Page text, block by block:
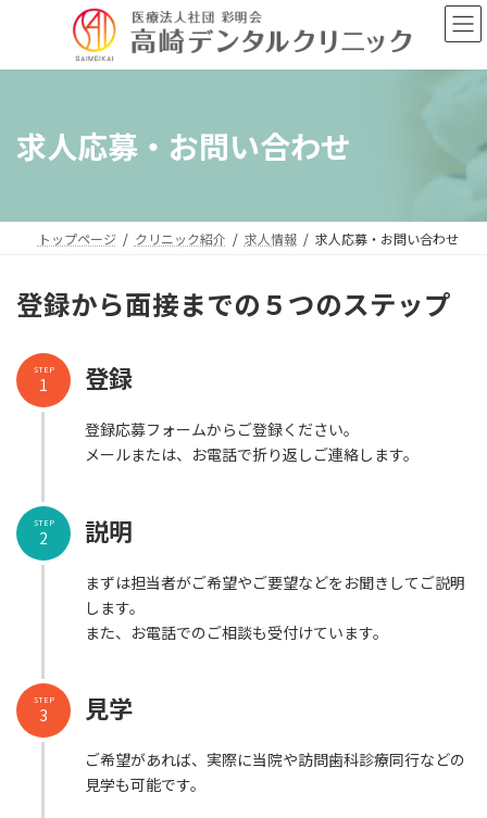
ン
ー
求人応募・お問い合わせ
トップページ クリニック紹介 求人情報 求人応募・お問い合わせ
登録から面接までの５つのステップ
登録
登録応募フォームからご登録ください。
メールまたは、お電話で折り返しご連絡します。
STEP
1
説明
まずは担当者がご希望やご要望などをお聞きしてご説明
します。
また、お電話でのご相談も受付けています。
STEP
2
見学
ご希望があれば、実際に当院や訪問歯科診療同行などの
見学も可能です。
STEP
3